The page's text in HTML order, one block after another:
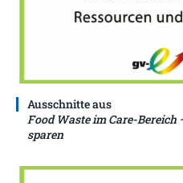
Ausschnitte aus
Food Waste im Care-Bereich
sparen